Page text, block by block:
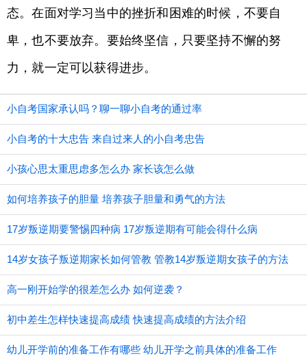
态。在面对学习当中的挫折和困难的时候，不要自
卑，也不要放弃。要始终坚信，只要坚持不懈的努
力，就一定可以获得进步。
小自考国家承认吗？聊一聊小自考的通过率
小自考的十大忠告 来自过来人的小自考忠告
小孩心思太重思虑多怎么办 家长该怎么做
如何培养孩子的胆量 培养孩子胆量和勇气的方法
17岁叛逆期要警惕四种病 17岁叛逆期有可能会得什么病
14岁女孩子叛逆期家长如何管教 管教14岁叛逆期女孩子的方法
高一刚开始学的很差怎么办 如何逆袭？
初中差生怎样快速提高成绩 快速提高成绩的方法介绍
幼儿开学前的准备工作有哪些 幼儿开学之前具体的准备工作